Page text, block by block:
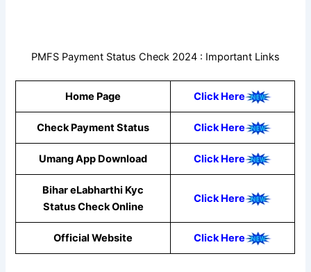
PMFS Payment Status Check 2024 : Important Links
Home Page Click Here
Check Payment Status Click Here
Umang App Download Click Here
Bihar eLabharthi Kyc
Status Check Online
Click Here
Official Website Click Here